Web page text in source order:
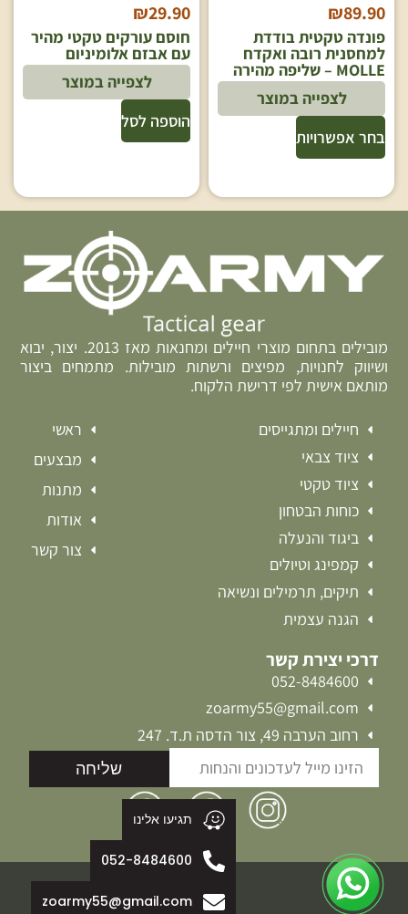
₪89.90
פונדה טקטית בודדת
למחסנית רובה ואקדח
MOLLE – שליפה מהירה
בחר אפשרויות
לצפייה במוצר
₪29.90
חוסם עורקים טקטי מהיר
עם אבזם אלומיניום
הוספה לסל
לצפייה במוצר
מובילים בתחום מוצרי חיילים ומחנאות מאז 2013. יצור, יבוא
ושיווק לחנויות, מפיצים ורשתות מובילות. מתמחים ביצור
מותאם אישית לפי דרישת הלקוח.
חיילים ומתגייסים
ציוד צבאי
ציוד טקטי
כוחות הבטחון
ביגוד והנעלה
קמפינג וטיולים
תיקים, תרמילים ונשיאה
הגנה עצמית
ראשי
מבצעים
מתנות
אודות
צור קשר
דרכי יצירת קשר
052-8484600
zoarmy55@gmail.com
רחוב הערבה 49, צור הדסה ת.ד. 247
שליחה
תגיעו אלינו
052-8484600
zoarmy55@gmail.com